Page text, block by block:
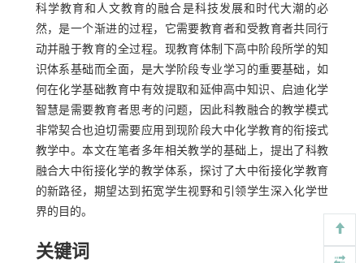
科学教育和人文教育的融合是科技发展和时代大潮的必
然，是一个渐进的过程，它需要教育者和受教育者共同行
动并融于教育的全过程。现教育体制下高中阶段所学的知
识体系基础而全面，是大学阶段专业学习的重要基础，如
何在化学基础教育中有效提取和延伸高中知识、启迪化学
智慧是需要教育者思考的问题，因此科教融合的教学模式
非常契合也迫切需要应用到现阶段大中化学教育的衔接式
教学中。本文在笔者多年相关教学的基础上，提出了科教
融合大中衔接化学的教学体系，探讨了大中衔接化学教育
的新路径，期望达到拓宽学生视野和引领学生深入化学世
界的目的。
关键词